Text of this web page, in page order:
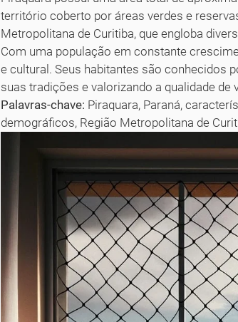
território coberto por áreas verdes e
Metropolitana de Curitiba, que engloba
Com uma população em constante
e cultural. Seus habitantes são conhecidos
suas tradições e valorizando a qualidade de
Palavras-chave: Piraquara, Paraná,
demográficos, Região Metropolitana de